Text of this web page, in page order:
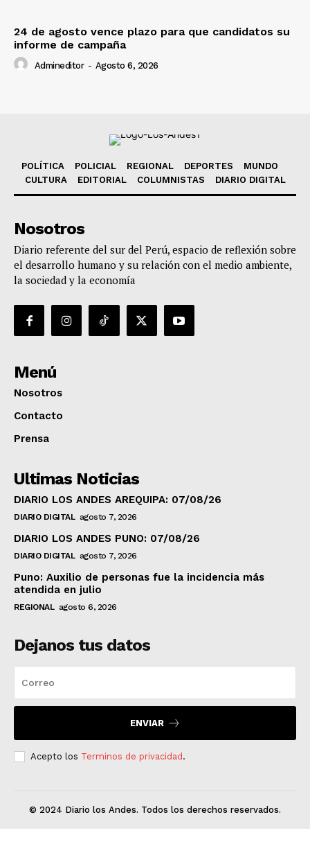
24 de agosto vence plazo para que candidatos su
informe de campaña
Admineditor - Agosto 6, 2026
POLÍTICA POLICIAL REGIONAL DEPORTES
MUNDO
CULTURA
EDITORIAL COLUMNISTAS DIARIO DIGITAL
Nosotros
Diario referente del sur del Perú, espacio de reflexión sobre
el desarrollo humano y su relación con el medio ambiente,
la sociedad y la economía
Menú
Nosotros
Contacto
Prensa
Ultimas Noticias
DIARIO LOS ANDES AREQUIPA: 07/08/26
DIARIO DIGITAL agosto 7, 2026
DIARIO LOS ANDES PUNO: 07/08/26
DIARIO DIGITAL agosto 7, 2026
Puno: Auxilio de personas fue la incidencia más
atendida en julio
REGIONAL agosto 6, 2026
Dejanos tus datos
ENVIAR
Acepto los Terminos de privacidad.
© 2024 Diario los Andes. Todos los derechos reservados.